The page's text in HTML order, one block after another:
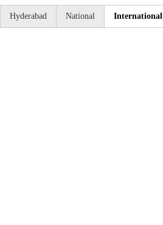
Hyderabad National International